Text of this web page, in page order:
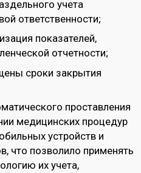
учета
ответственности;
показателей,
отчетности;
сроки закрытия
проставления
медицинских процедур
устройств и
что позволило применять
их учета,